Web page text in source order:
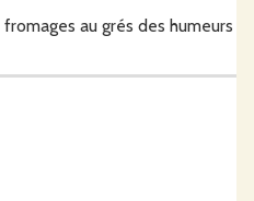
au grés des humeurs